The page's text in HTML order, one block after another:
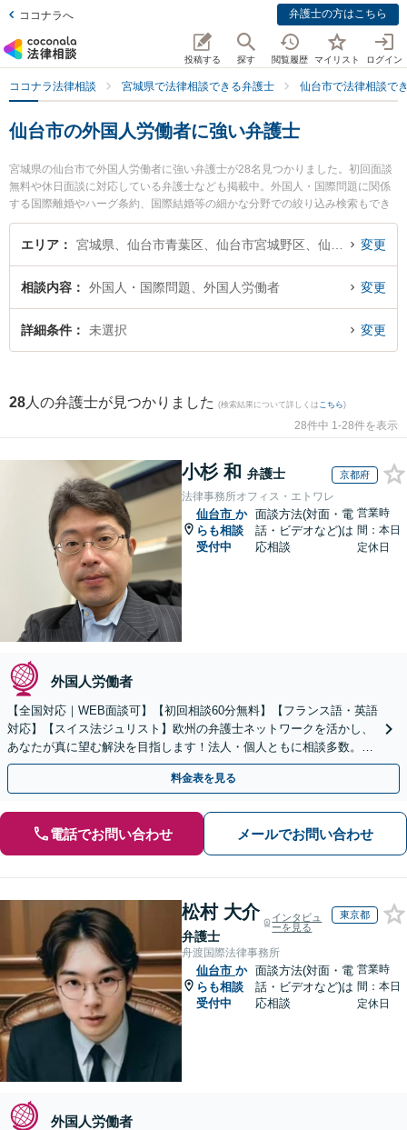
ココナラへ 弁護士の方はこちら
投稿する 探す 閲覧履歴 マイリスト ログイン
ココナラ法律相談 宮城県で法律相談できる弁護士 仙台市で法律相談で
仙台市の外国人労働者に強い弁護士
宮城県の仙台市で外国人労働者に強い弁護士が28名見つかりました。初回面談
無料や休日面談に対応している弁護士なども掲載中。外国人・国際問題に関係
する国際離婚やハーグ条約、国際結婚等の細かな分野での絞り込み検索もでき
便利です。特に弁護士法人プロテクトスタンス 仙台事務所の鎌田 祐介弁護士や
弁護士法人リーガルプロフェッションの橋本 長臣弁護士、弁護士法人リーガル
ラブルを今すぐに弁護士に相談したい』『外国人労働者のトラブル解決の実績
豊富な近くの弁護士を検索したい』『初回相談無料で外国人労働者を法律相談
できる仙台市内の弁護士に相談予約したい』などでお困りの相談者さんにおす
エリア 変更
相談内容 外国人・国際問題、外国人労働者 変更
詳細条件 未選択 変更
28 人の弁護士が見つかりました (検索結果について詳しくは こちら)
28件中 1-28件を表示
小杉 和 弁護士 京都府
法律事務所オフィス・エトワレ
仙台市 か
らも相談
受付中
面談方法(対面・電
話・ビデオなど)は
応相談
営業時
間：本日
定休日
外国人労働者
【全国対応｜WEB面談可】【初回相談60分無料】【フランス語・英語
対応】【スイス法ジュリスト】欧州の弁護士ネットワークを活かし、
あなたが真に望む解決を目指します！法人・個人ともに相談多数。細
やかな連絡と粘り強い交渉を徹底【休日・夜間相談可】
料金表を見る
電話でお問い合わせ メールでお問い合わせ
松村 大介
弁護士
インタビュ
ーを見る
東京都
舟渡国際法律事務所
仙台市 か
らも相談
受付中
面談方法(対面・電
話・ビデオなど)は
応相談
営業時
間：本日
定休日
外国人労働者